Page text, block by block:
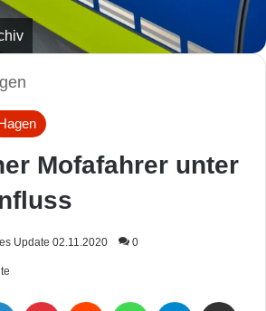
Mofafahrer unter
Update 02.11.2020 0